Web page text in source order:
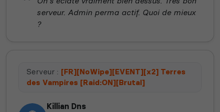
serveur. Admin perma actif. Quoi de mieux
?
Serveur : [FR][NoWipe][EVENT][x2] Terres
des Vampires [Raid:ON][Brutal]
Killian Dns